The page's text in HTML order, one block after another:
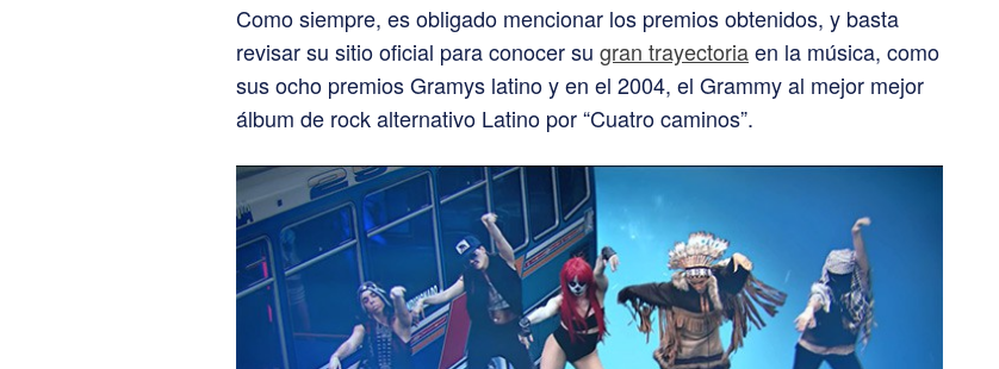
Como siempre, es obligado mencionar los premios obtenidos, y basta
revisar su sitio oficial para conocer su gran trayectoriaen la música, como
sus ocho premios Gramys latino y en el 2004, el Grammy al mejor mejor
álbum de rock alternativo Latino por “Cuatro caminos”.